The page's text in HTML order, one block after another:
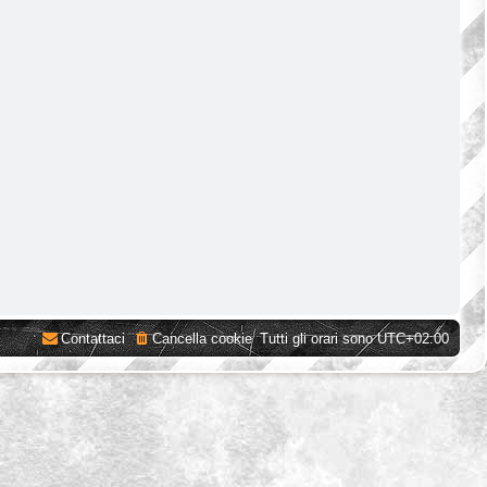
Tutti gli orari sonoUTC+02:00
Cancella cookie
Contattaci